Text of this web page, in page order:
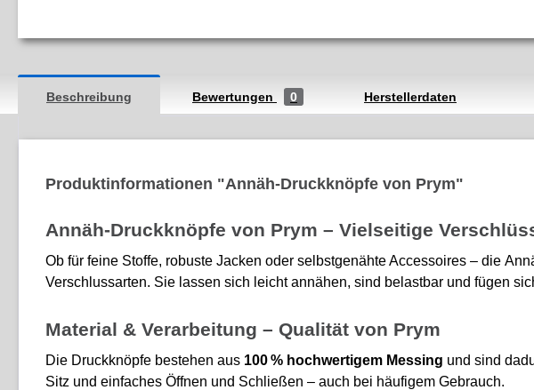
Beschreibung Bewertungen 0 Herstellerdaten
Produktinformationen "Annäh-Druckknöpfe von Prym"
Annäh-Druckknöpfe von Prym – Vielseitige
Ob für feine Stoffe, robuste Jacken oder selbstgenähte Accessoires – die
Verschlussarten. Sie lassen sich leicht annähen, sind belastbar und fügen
Material & Verarbeitung – Qualität von Prym
Die Druckknöpfe bestehen aus 100 % hochwertigem Messing und sind
Sitz und einfaches Öffnen und Schließen – auch bei häufigem Gebrauch.